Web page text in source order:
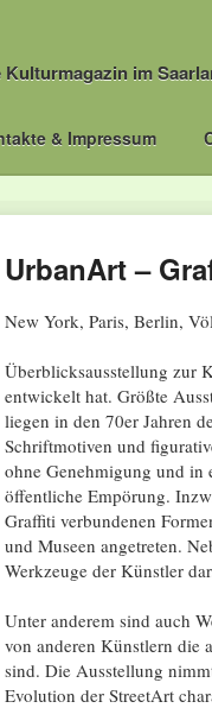
im
& Impressum
UrbanArt –
New York, Paris, Berlin,
Überblicksausstellung zur
entwickelt hat. Größte
liegen in den 70er Jahren
Schriftmotiven und
ohne Genehmigung und in
öffentliche Empörung.
Graffiti verbundenen
und Museen angetreten.
Werkzeuge der Künstler
Unter anderem sind auch
von anderen Künstlern die
sind. Die Ausstellung
Evolution der StreetArt